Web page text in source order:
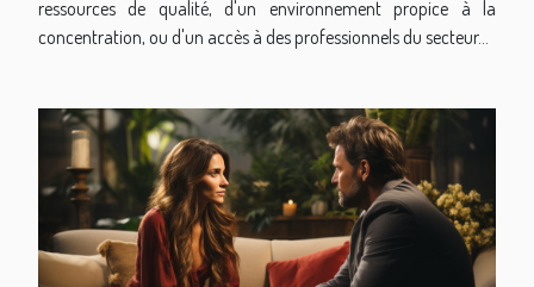
ressources de qualité, d'un environnement propice à la
concentration, ou d'un accès à des professionnels du secteur...